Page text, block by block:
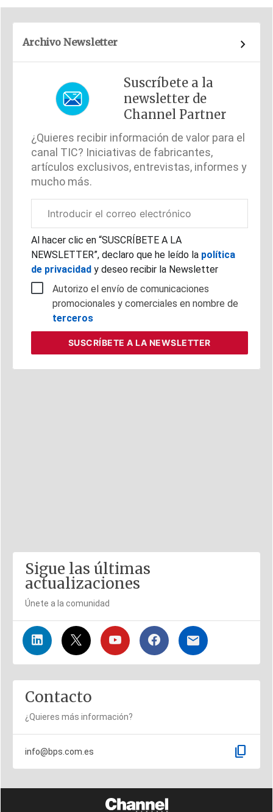
Archivo Newsletter
Suscríbete a la
newsletter de
Channel Partner
¿Quieres recibir información de valor para el
canal TIC? Iniciativas de fabricantes,
artículos exclusivos, entrevistas, informes y
mucho más.
electrónico
corporativo
Al hacer clic en “SUSCRÍBETE A LA
NEWSLETTER”, declaro que he leído lapolítica
de privacidad y deseo recibir la Newsletter
Autorizo el envío de comunicaciones
promocionales y comerciales en nombre de
terceros
SUSCRÍBETEA LA NEWSLETTER
Sigue las últimas
actualizaciones
Únete a la comunidad
Contacto
¿Quieres más información?
info@bps.com.es content_copy